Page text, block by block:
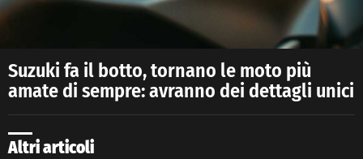
Suzuki fa il botto, tornano le moto più
amate di sempre: avranno dei dettagli unici
Altri articoli